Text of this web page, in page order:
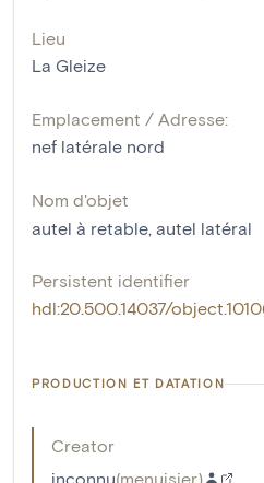
Lieu
La Gleize
Emplacement / Adresse:
nef latérale nord
Nom d'objet
autel à retable, autel latéral
Persistent identifier
hdl:20.500.14037/
PRODUCTION ET DATATION
Creator
inconnu(menuisier)